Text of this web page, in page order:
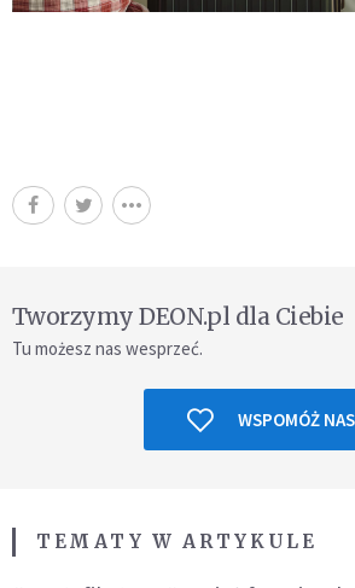
Tworzymy DEON.pl dla Ciebie
Tu możesz nas wesprzeć.
WSPOMÓŻ NAS
TEMATY W ARTYKULE